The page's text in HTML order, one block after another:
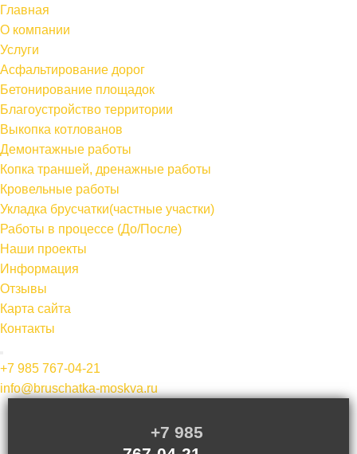
Главная
О компании
Услуги
Асфальтирование дорог
Бетонирование площадок
Благоустройство территории
Выкопка котлованов
Демонтажные работы
Копка траншей, дренажные работы
Кровельные работы
Укладка брусчатки(частные участки)
Работы в процессе (До/После)
Наши проекты
Информация
Отзывы
Карта сайта
Контакты
+7 985 767-04-21
info@bruschatka-moskva.ru
+7 985